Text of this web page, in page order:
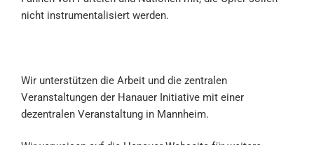
nicht instrumentalisiert werden.
Wir unterstützen die Arbeit und die zentralen
Veranstaltungen der Hanauer Initiative mit einer
dezentralen Veranstaltung in Mannheim.